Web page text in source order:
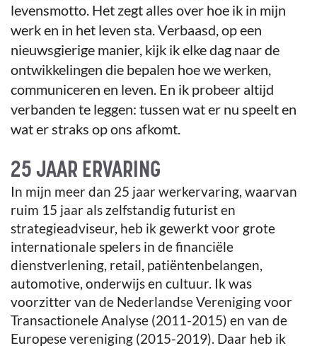
levensmotto. Het zegt alles over hoe ik in mijn
werk en in het leven sta. Verbaasd, op een
nieuwsgierige manier, kijk ik elke dag naar de
ontwikkelingen die bepalen hoe we werken,
communiceren en leven. En ik probeer altijd
verbanden te leggen: tussen wat er nu speelt en
wat er straks op ons afkomt.
25 JAAR ERVARING
In mijn meer dan 25 jaar werkervaring, waarvan
ruim 15 jaar als zelfstandig futurist en
strategieadviseur, heb ik gewerkt voor grote
internationale spelers in de financiële
dienstverlening, retail, patiëntenbelangen,
automotive, onderwijs en cultuur. Ik was
voorzitter van de Nederlandse Vereniging voor
Transactionele Analyse (2011-2015) en van de
Europese vereniging (2015-2019). Daar heb ik